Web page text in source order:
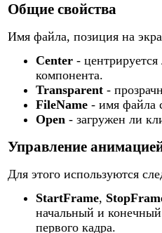
Общие свойства
Имя файла, позиция на
Center -
компонента.
Transparent -
FileName - имя файла
Open - загружен ли
Управление
Для этого используются
StartFrame,
начальный и
первого кадра.